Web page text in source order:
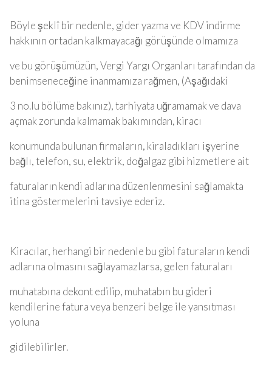
Böyle şeklî bir nedenle, gider yazma ve KDV indirme
hakkının ortadan kalkmayacağı görüşünde olmamıza
ve bu görüşümüzün, Vergi Yargı Organları tarafından da
benimseneceğine inanmamıza rağmen, (Aşağıdaki
3 no.lu bölüme bakınız), tarhiyata uğramamak ve dava
açmak zorunda kalmamak bakımından, kiracı
konumunda bulunan firmaların, kiraladıkları işyerine
bağlı, telefon, su, elektrik, doğalgaz gibi hizmetlere ait
faturaların kendi adlarına düzenlenmesini sağlamakta
itina göstermelerini tavsiye ederiz.
Kiracılar, herhangi bir nedenle bu gibi faturaların kendi
adlarına olmasını sağlayamazlarsa, gelen faturaları
muhatabına dekont edilip, muhatabın bu gideri
kendilerine fatura veya benzeri belge ile yansıtması
yoluna
gidilebilirler.